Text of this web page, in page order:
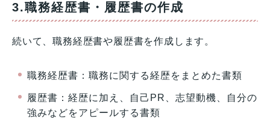
3.職務経歴書・履歴書の作成
続いて、職務経歴書や履歴書を作成します。
職務経歴書：職務に関する経歴をまとめた書類
履歴書：経歴に加え、自己PR、志望動機、自分の
強みなどをアピールする書類